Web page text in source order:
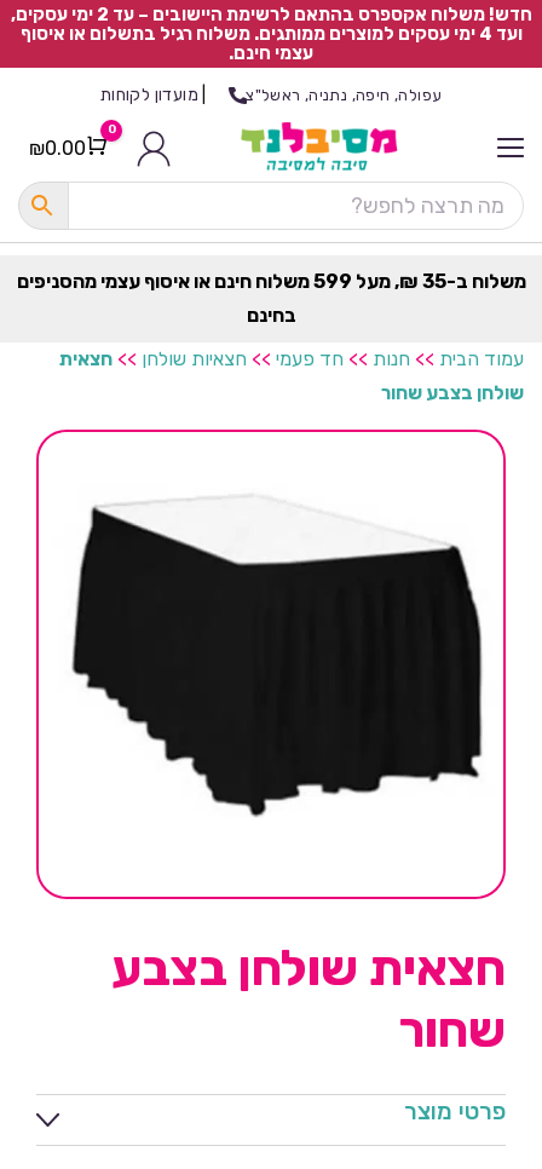
חדש! משלוח אקספרס בהתאם לרשימת היישובים – עד 2 ימי עסקים,
ועד 4 ימי עסקים למוצרים ממותגים. משלוח רגיל בתשלום או איסוף
עצמי חינם.
עפולה, חיפה, נתניה, ראשל"צ מועדון לקוחות
Cart
0
₪0.00
משלוח ב-35 ₪, מעל 599 משלוח חינם או איסוף עצמי מהסניפים
בחינם
עמוד הבית >> חנות >> חד פעמי >> חצאיות שולחן >> חצאית
שולחן בצבע שחור
חצאית שולחן בצבע
שחור
פרטי מוצר